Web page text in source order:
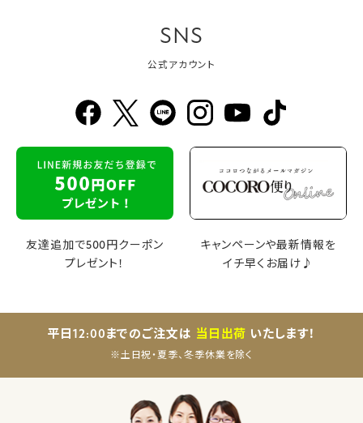
SNS
公式アカウント
友達追加で500円クーポン
プレゼント！
キャンペーンや最新情報を
イチ早くお届け♪
平日12:00までのご注文は 当日出荷 いたします！
※土日祝・夏季、冬季休業を除く